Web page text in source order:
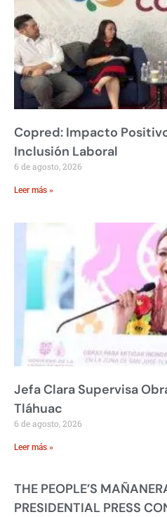
Copred: Impacto
Inclusión Laboral
6 de agosto, 2026
Leer más »
Jefa Clara Supervisa
Tláhuac
6 de agosto, 2026
Leer más »
THE PEOPLE’S
PRESIDENTIAL PRESS